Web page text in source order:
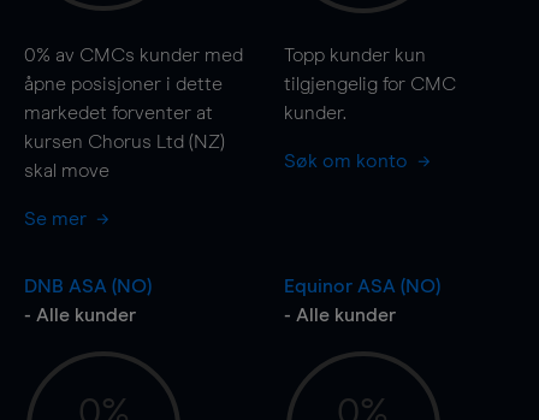
0% av CMCs kunder med
åpne posisjoner i dette
markedet forventer at
kursen Chorus Ltd (NZ)
skal move
Se mer
Topp kunder kun
tilgjengelig for CMC
kunder.
Søk om konto
DNB ASA (NO)
- Alle kunder
Equinor ASA (NO)
- Alle kunder